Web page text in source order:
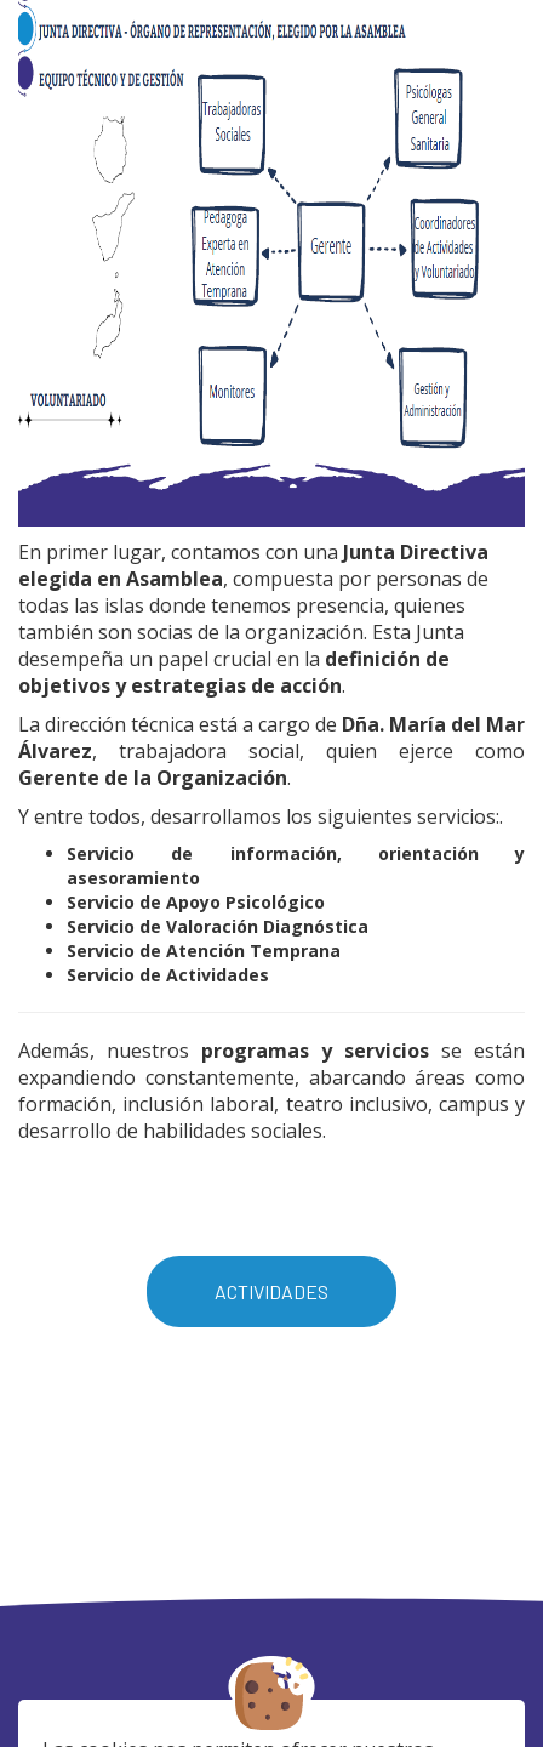
En primer lugar, contamos con una Junta Directiva
elegida en Asamblea, compuesta por personas de
todas las islas donde tenemos presencia, quienes
también son socias de la organización. Esta Junta
desempeña un papel crucial en la definición de
objetivos y estrategias de acción.
La dirección técnica está a cargo de Dña. María del Mar
Álvarez, trabajadora social, quien ejerce como
Gerente de la Organización.
Y entre todos, desarrollamos los siguientes servicios:.
Servicio de información, orientación y
asesoramiento
Servicio de Apoyo Psicológico
Servicio de Valoración Diagnóstica
Servicio de Atención Temprana
Servicio de Actividades
Además, nuestros programas y servicios se están
expandiendo constantemente, abarcando áreas como
formación, inclusión laboral, teatro inclusivo, campus y
desarrollo de habilidades sociales.
ACTIVIDADES